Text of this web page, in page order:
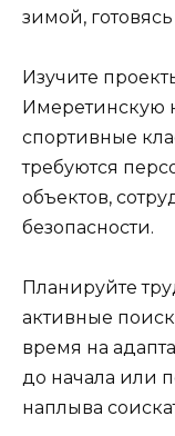
зимой,
Изучите
Имеретинскую
спортивные
требуются
объектов,
безопасности.
Планируйте
активные
время на
до начала или
наплыва